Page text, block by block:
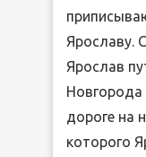
Ярославу.
Ярослав
Новгорода
дороге на
которого